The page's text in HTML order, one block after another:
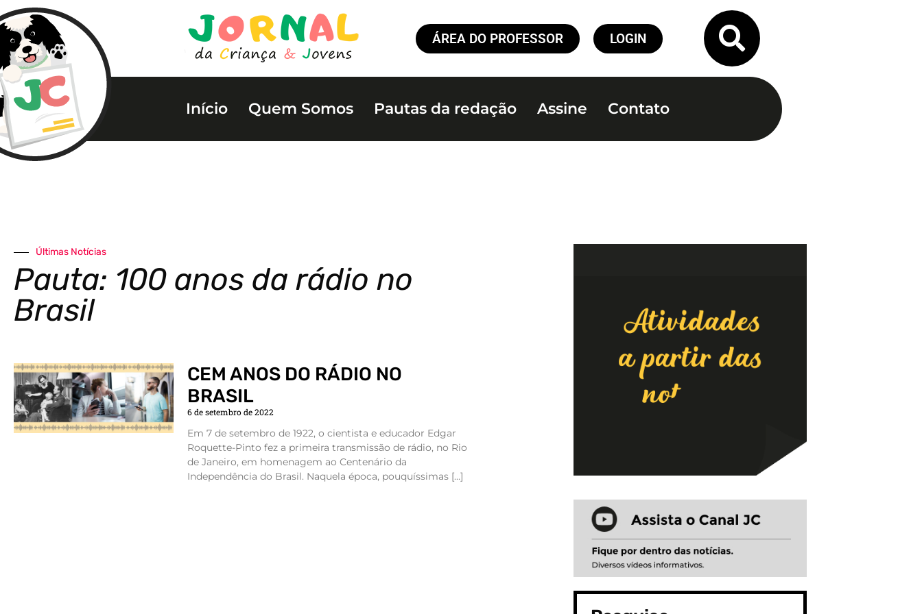
ÁREA DO PROFESSOR LOGIN
Início Quem Somos Pautas da redação Assine Contato
Últimas Notícias
Pauta: 100 anos da rádio no
Brasil
CEM ANOS DO RÁDIO NO
BRASIL
6 de setembro de 2022
Em 7 de setembro de 1922, o cientista e educador Edgar
Roquette-Pinto fez a primeira transmissão de rádio, no Rio
de Janeiro, em homenagem ao Centenário da
Independência do Brasil. Naquela época, pouquíssimas […]